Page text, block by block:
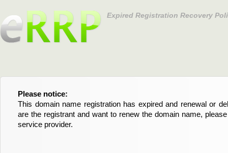
Expired Registration Recovery
Please notice:
This domain name registration has expired and renewal or
are the registrant and want to renew the domain name,
service provider.
Bitte beachten Sie:
Diese Domainregistrierung ist abgelaufen und die
Domain stehen an. Wenn Sie der Registrant sind und
verlängern möchten, kontaktieren Sie bitte Ihren Service-